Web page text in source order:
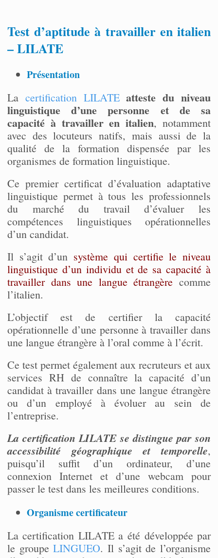
Test d’aptitude à travailler en italien
– LILATE
Présentation
La certification LILATE atteste du niveau
linguistique d’une personne et de sa
capacité à travailler en italien, notamment
avec des locuteurs natifs, mais aussi de la
qualité de la formation dispensée par les
organismes de formation linguistique.
Ce premier certificat d’évaluation adaptative
linguistique permet à tous les professionnels
du marché du travail d’évaluer les
compétences linguistiques opérationnelles
d’un candidat.
Il s’agit d’un système qui certifie le niveau
linguistique d’un individu et de sa capacité à
travailler dans une langue étrangère comme
l’italien.
L’objectif est de certifier la capacité
opérationnelle d’une personne à travailler dans
une langue étrangère à l’oral comme à l’écrit.
Ce test permet également aux recruteurs et aux
services RH de connaître la capacité d’un
candidat à travailler dans une langue étrangère
ou d’un employé à évoluer au sein de
l’entreprise.
La certification LILATE se distingue par son
accessibilité géographique et temporelle,
puisqu’il suffit d’un ordinateur, d’une
connexion Internet et d’une webcam pour
passer le test dans les meilleures conditions.
Organisme certificateur
La certification LILATE a été développée par
le groupeLINGUEO. Il s’agit de l’organisme